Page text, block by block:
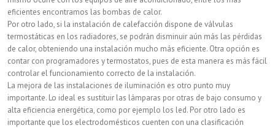
eficientes encontramos las bombas de calor.
Por otro lado, si la instalación de calefacción dispone de válvulas
termostáticas en los radiadores, se podrán disminuir aún más las pérdidas
de calor, obteniendo una instalación mucho más eficiente. Otra opción es
contar con programadores y termostatos, pues de esta manera es más fácil
controlar el funcionamiento correcto de la instalación.
La mejora de las instalaciones de iluminación es otro punto muy
importante. Lo ideal es sustituir las lámparas por otras de bajo consumo y
alta eficiencia energética, como por ejemplo los led. Por otro lado es
importante que los electrodomésticos cuenten con una clasificación